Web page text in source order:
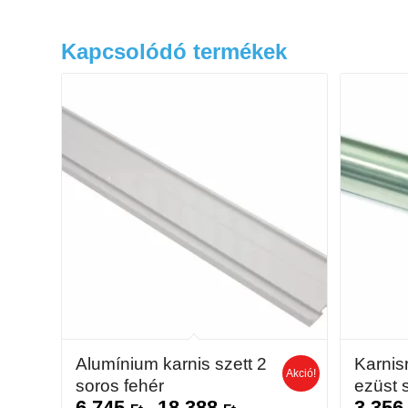
Kapcsolódó termékek
Alumínium karnis szett 2
soros fehér
Akció!
ezüst